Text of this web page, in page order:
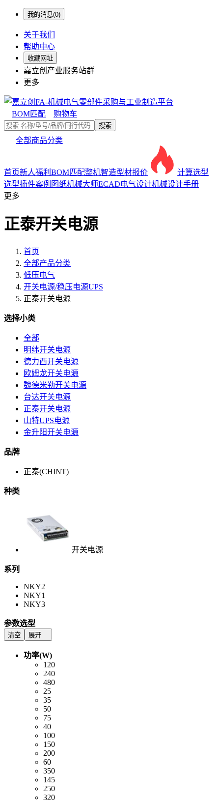
我的消息(0)
关于我们
帮助中心
收藏网址
嘉立创产业服务站群
更多
BOM匹配 购物车
搜索
全部商品分类
首页新人福利 BOM匹配整机智造型材报价
计算选型
选型插件案例图纸机械大师ECAD电气设计机械设计手册
更多
正泰开关电源
首页
全部产品分类
低压电气
开关电源/稳压电源UPS
正泰开关电源
选择小类
全部
明纬开关电源
德力西开关电源
欧姆龙开关电源
魏德米勒开关电源
台达开关电源
正泰开关电源
山特UPS电源
金升阳开关电源
品牌
正泰(CHINT)
种类
开关电源
系列
NKY2
NKY1
NKY3
参数选型
清空 展开
功率(W)
120
240
480
25
35
50
75
40
100
150
200
60
350
145
250
320